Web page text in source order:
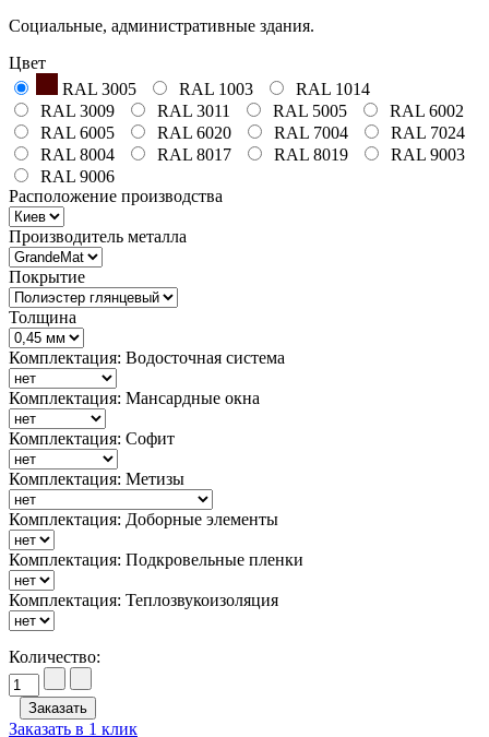
Социальные, административные здания.
Цвет
RAL 3005
RAL 1003
RAL 1014
RAL 3009
RAL 3011 RAL 5005
RAL 6002
RAL 6005
RAL 6020 RAL 7004
RAL 7024
RAL 8004
RAL 8017 RAL 8019
RAL 9003
RAL 9006
Расположение производства
Производитель металла
Покрытие
Толщина
Комплектация: Водосточная система
Комплектация: Мансардные окна
Комплектация: Софит
Комплектация: Метизы
Комплектация: Доборные элементы
Комплектация: Подкровельные пленки
Комплектация: Теплозвукоизоляция
Количество:
Заказать в 1 клик